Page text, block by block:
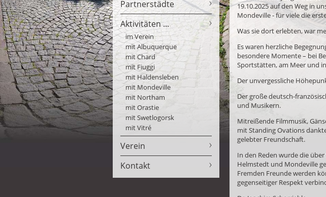
Partnerstädte
Aktivitäten ...
im Verein
mit Albuquerque
mit Chard
mit Fiuggi
mit Haldensleben
mit Mondeville
mit Northam
mit Orastie
mit Swetlogorsk
mit Vitré
Verein
Kontakt
19.10.2025 auf den Weg in
Mondeville - für viele die
Was sie dort erlebten, war
Es waren herzliche
besondere Momente – bei
Sportstätten, am Meer und
Der unvergessliche
Der große deutsch-
und Musikern.
Mitreißende Filmmusik,
mit Standing Ovations
gelebter Freundschaft.
In den Reden wurde die
Helmstedt und Mondeville
Fremden Freunde werden
gegenseitiger Respekt